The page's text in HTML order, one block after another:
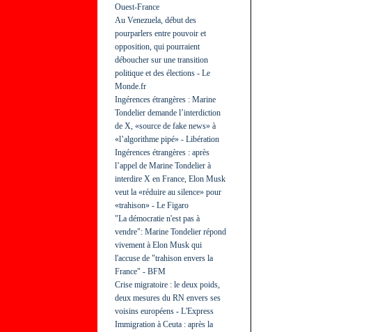
Ouest-France
Au Venezuela, début des
pourparlers entre pouvoir et
opposition, qui pourraient
déboucher sur une transition
politique et des élections - Le
Monde.fr
Ingérences étrangères : Marine
Tondelier demande l’interdiction
de X, «source de fake news» à
«l’algorithme pipé» - Libération
Ingérences étrangères : après
l’appel de Marine Tondelier à
interdire X en France, Elon Musk
veut la «réduire au silence» pour
«trahison» - Le Figaro
"La démocratie n'est pas à
vendre": Marine Tondelier répond
vivement à Elon Musk qui
l'accuse de "trahison envers la
France" - BFM
Crise migratoire : le deux poids,
deux mesures du RN envers ses
voisins européens - L'Express
Immigration à Ceuta : après la